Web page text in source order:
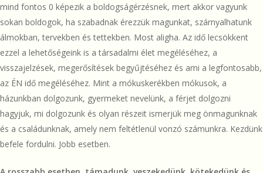
mind fontos 0 képezik a boldogságérzésnek, mert akkor vagyunk
sokan boldogok, ha szabadnak érezzük magunkat, szárnyalhatunk
álmokban, tervekben és tettekben. Most aligha. Az idő lecsökkent
ezzel a lehetőségeink is a társadalmi élet megéléséhez, a
visszajelzések, megerősítések begyűjtéséhez és ami a legfontosabb,
az ÉN idő megéléséhez. Mint a mókuskerékben mókusok, a
házunkban dolgozunk, gyermeket nevelünk, a férjet dolgozni
hagyjuk, mi dolgozunk és olyan részeit ismerjük meg önmagunknak
és a családunknak, amely nem feltétlenül vonzó számunkra. Kezdünk
befele fordulni. Jobb esetben.